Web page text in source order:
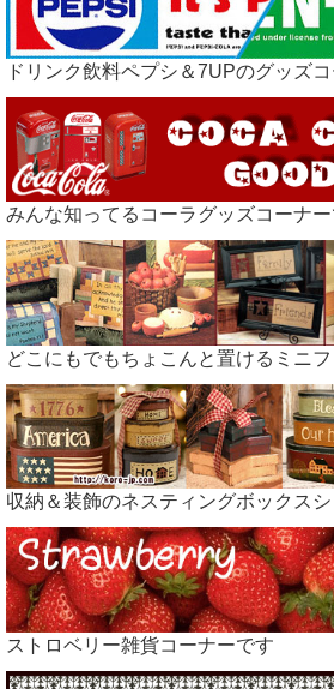
ドリンク飲料ペプシ＆7UPのグッズ
みんな知ってるコーラグッズコーナ
どこにもでもちょこんと置けるミニ
収納＆装飾のネスティングボックス
ストロベリー雑貨コーナーです